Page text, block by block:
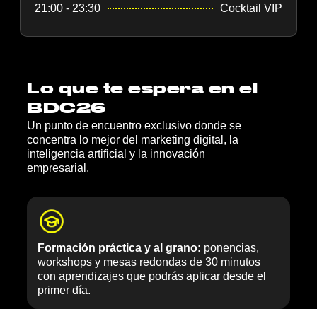
21:00 - 23:30 Cocktail VIP
Lo que te espera en el
BDC26
Un punto de encuentro exclusivo donde se
concentra lo mejor del marketing digital, la
inteligencia artificial y la innovación
empresarial.
Formación práctica y al grano: ponencias,
workshops y mesas redondas de 30 minutos
con aprendizajes que podrás aplicar desde el
primer día.